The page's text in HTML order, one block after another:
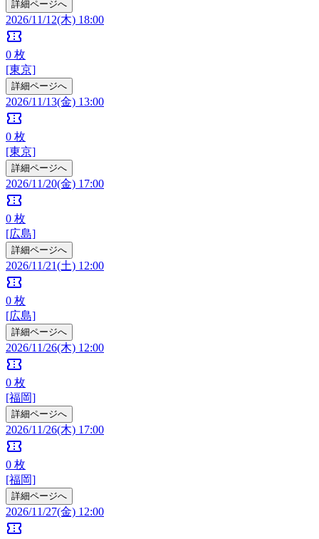
詳細ページへ
2026/11/12(木) 18:00
confirmation_number
0 枚
[東京]
詳細ページへ
2026/11/13(金) 13:00
confirmation_number
0 枚
[東京]
詳細ページへ
2026/11/20(金) 17:00
confirmation_number
0 枚
[広島]
詳細ページへ
2026/11/21(土) 12:00
confirmation_number
0 枚
[広島]
詳細ページへ
2026/11/26(木) 12:00
confirmation_number
0 枚
[福岡]
詳細ページへ
2026/11/26(木) 17:00
confirmation_number
0 枚
[福岡]
詳細ページへ
2026/11/27(金) 12:00
confirmation_number